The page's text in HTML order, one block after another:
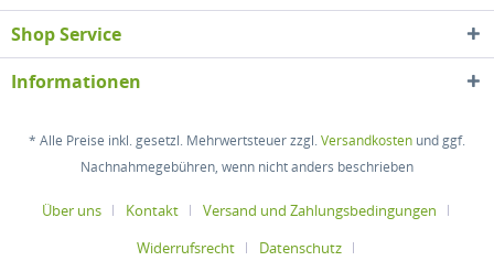
Shop Service
Informationen
* Alle Preise inkl. gesetzl. Mehrwertsteuer zzgl.Versandkosten und ggf.
Nachnahmegebühren, wenn nicht anders beschrieben
Über uns Kontakt
Versand und Zahlungsbedingungen
Widerrufsrecht
Datenschutz